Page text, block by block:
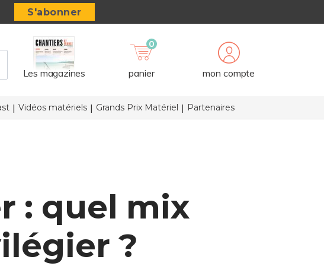
S'abonner
Les magazines
0
panier mon compte
Vidéos matériels Grands Prix Matériel Partenaires
: quel mix
?